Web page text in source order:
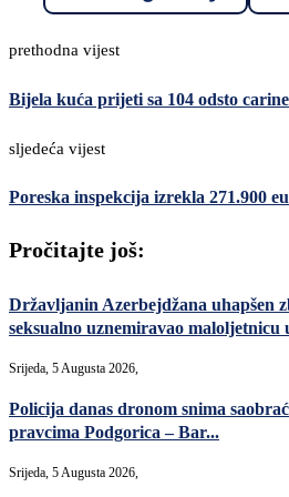
prethodna vijest
Bijela kuća prijeti sa 104 odsto
sljedeća vijest
Poreska inspekcija izrekla 271.900
Pročitajte još:
Državljanin Azerbejdžana uhapšen
seksualno uznemiravao maloljetnicu
Srijeda, 5 Augusta 2026,
Policija danas dronom snima
pravcima Podgorica – Bar...
Srijeda, 5 Augusta 2026,